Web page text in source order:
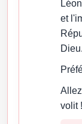
et
volit !